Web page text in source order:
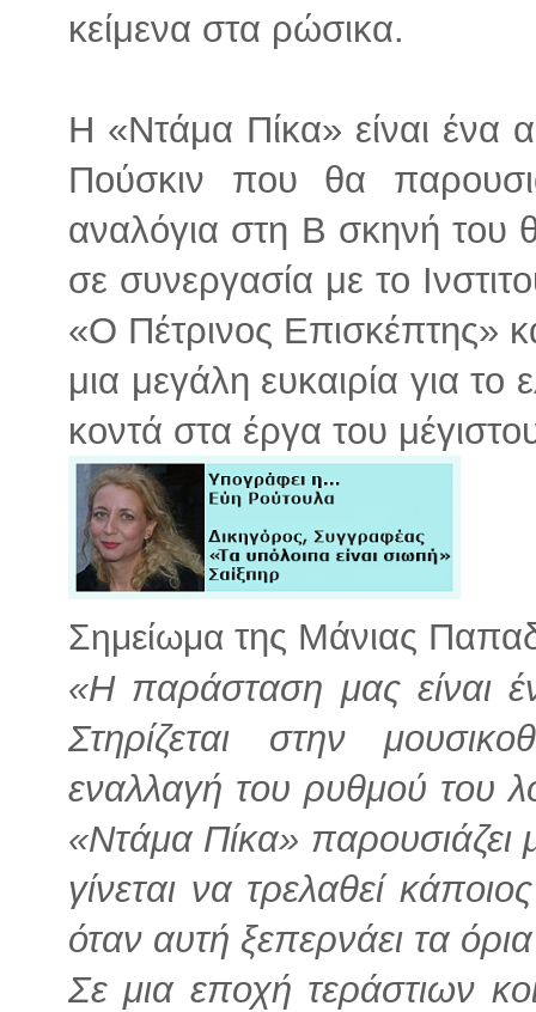
κείμενα στα ρώσικα.
Η «Ντάμα Πίκα» είναι ένα
Πούσκιν που θα
αναλόγια στη Β σκηνή του
σε συνεργασία με το
«Ο Πέτρινος Επισκέπτης»
μια μεγάλη ευκαιρία για το
κοντά στα έργα του
Σημείωμα της Μάνιας
«Η παράσταση μας είναι
Στηρίζεται στην
εναλλαγή του ρυθμού του
«Ντάμα Πίκα»
γίνεται να τρελαθεί
όταν αυτή ξεπερνάει τα
Σε μια εποχή τεράστιων